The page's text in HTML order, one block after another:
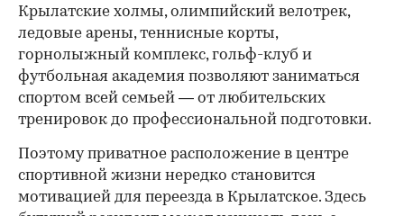
Крылатские холмы, олимпийский велотрек,
ледовые арены, теннисные корты,
горнолыжный комплекс, гольф-клуб и
футбольная академия позволяют заниматься
спортом всей семьей — от любительских
тренировок до профессиональной подготовки.
Поэтому приватное расположение в центре
спортивной жизни нередко становится
мотивацией для переезда в Крылатское. Здесь